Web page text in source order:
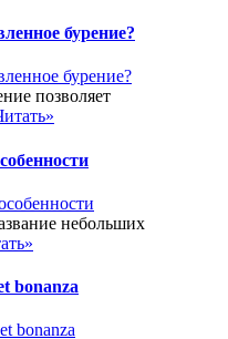
бурение?
позволяет
небольших
bonanza